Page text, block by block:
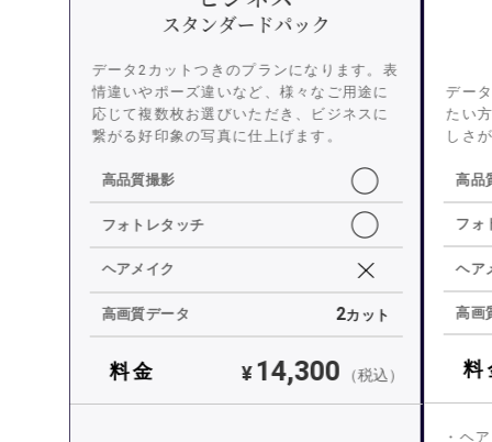
スタンダードパック
データ2カットつきのプランになります。表
情違いやポーズ違いなど、様々なご用途に
応じて複数枚お選びいただき、ビジネスに
繋がる好印象の写真に仕上げます。
高品質撮影 ◯
フォトレタッチ ◯
ヘアメイク
高画質データ 2カット
料金 ¥ 14,300 （税込）
デー
たい
しさ
高品
フォ
ヘア
高画
料
ヘ